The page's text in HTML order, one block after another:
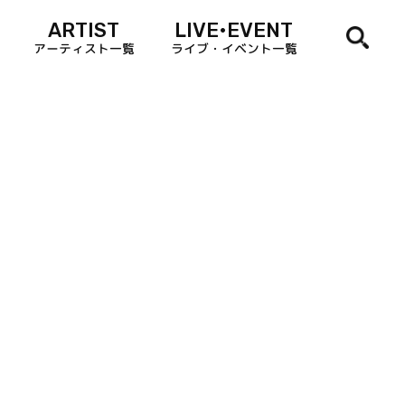
ARTIST
アーティスト一覧
LIVE•EVENT
ライブ・イベント一覧